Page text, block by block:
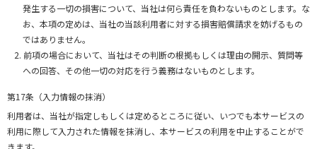
発生する一切の損害について、当社は何ら責任を負わないものとします。な
お、本項の定めは、当社の当該利用者に対する損害賠償請求を妨げるもの
ではありません。
前項の場合において、当社はその判断の根拠もしくは理由の開示、質問等
への回答、その他一切の対応を行う義務はないものとします。
第17条（入力情報の抹消）
利用者は、当社が指定しもしくは定めるところに従い、いつでも本サービスの
利用に際して入力された情報を抹消し、本サービスの利用を中止することがで